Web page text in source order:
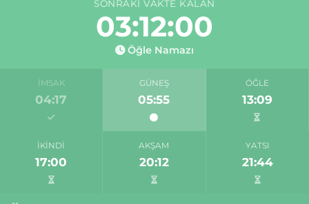
SONRAKI VAKTE KALAN
03:11:59
Öğle Namazı
İMSAK
04:17
GÜNEŞ
05:55
ÖĞLE
13:09
İKINDI
17:00
AKŞAM
20:12
YATSI
21:44